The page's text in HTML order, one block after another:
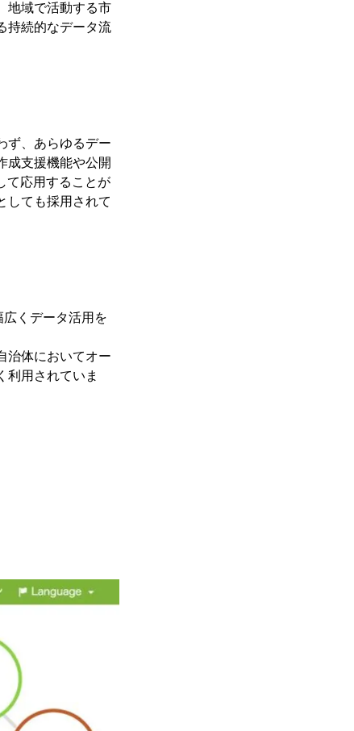
地域で活動する市
持続的なデータ流
ず、あらゆるデー
成支援機能や公開
て応用することが
しても採用されて
くデータ活用を
治体においてオー
利用されていま